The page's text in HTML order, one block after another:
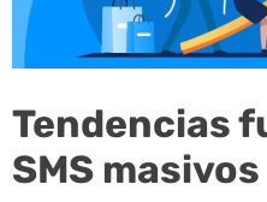
Tendencias
SMS masivos